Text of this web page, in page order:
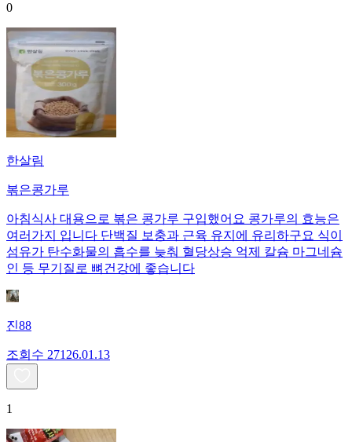
0
한살림
볶은콩가루
아침식사 대용으로 볶은 콩가루 구입했어요 콩가루의 효능은
여러가지 입니다 단백질 보충과 근육 유지에 유리하구요 식이
섬유가 탄수화물의 흡수를 늦춰 혈당상승 억제 칼슘 마그네슘
인 등 무기질로 뼈건강에 좋습니다
진88
조회수 271 26.01.13
1